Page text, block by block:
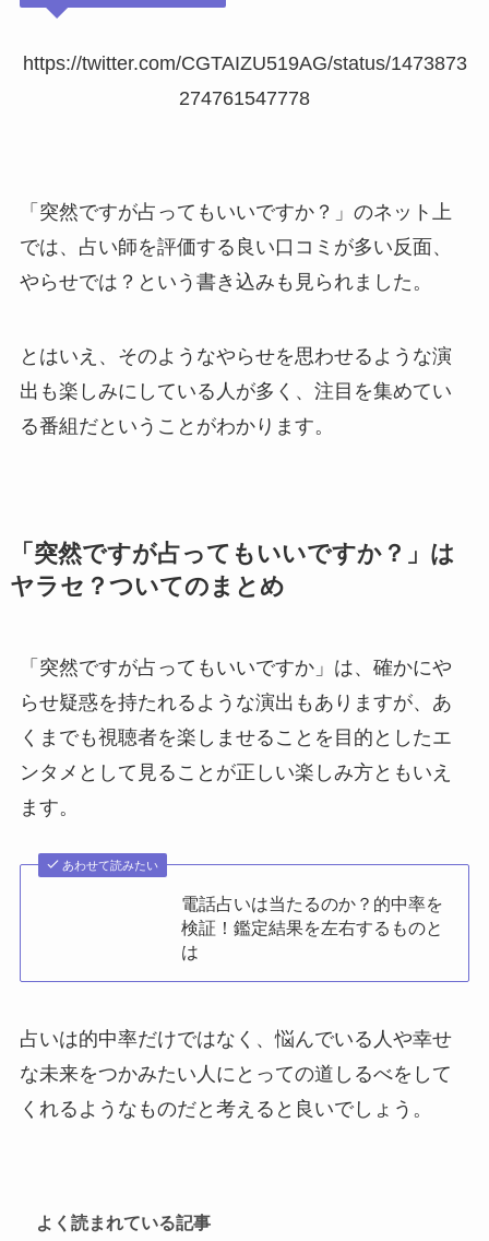
https://twitter.com/CGTAIZU519AG/status/1473873
274761547778
「突然ですが占ってもいいですか？」のネット上
では、占い師を評価する良い口コミが多い反面、
やらせでは？という書き込みも見られました。
とはいえ、そのようなやらせを思わせるような演
出も楽しみにしている人が多く、注目を集めてい
る番組だということがわかります。
「突然ですが占ってもいいですか？」は
ヤラセ？ついてのまとめ
「突然ですが占ってもいいですか」は、確かにや
らせ疑惑を持たれるような演出もありますが、あ
くまでも視聴者を楽しませることを目的としたエ
ンタメとして見ることが正しい楽しみ方ともいえ
ます。
あわせて読みたい
電話占いは当たるのか？的中率を
検証！鑑定結果を左右するものと
は
占いは的中率だけではなく、悩んでいる人や幸せ
な未来をつかみたい人にとっての道しるべをして
くれるようなものだと考えると良いでしょう。
よく読まれている記事